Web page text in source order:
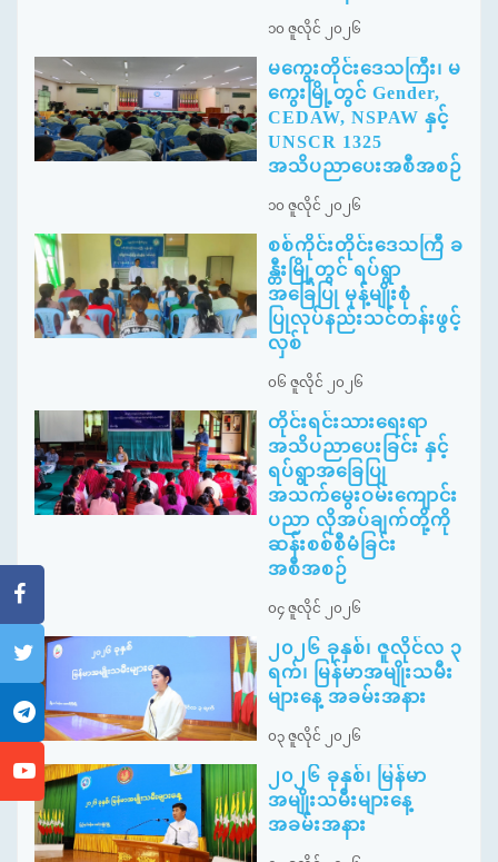
၁၀ ဇူလိုင် ၂၀၂၆
မကွေးတိုင်းဒေသကြီး၊ မ
ကွေးမြို့တွင် Gender,
CEDAW, NSPAW နှင့်
UNSCR 1325
အသိပညာပေးအစီအစဉ်
၁၀ ဇူလိုင် ၂၀၂၆
စစ်ကိုင်းတိုင်းဒေသကြီ ခ
န္တီးမြို့တွင် ရပ်ရွာ
အခြေပြု မုန့်မျိုးစုံ
ပြုလုပ်နည်းသင်တန်းဖွင့်
လှစ်
၀၆ ဇူလိုင် ၂၀၂၆
တိုင်းရင်းသားရေးရာ
အသိပညာပေးခြင်း နှင့်
ရပ်ရွာအခြေပြု
အသက်မွေးဝမ်းကျောင်း
ပညာ လိုအပ်ချက်တို့ကို
ဆန်းစစ်စီမံခြင်း
အစီအစဉ်
၀၄ ဇူလိုင် ၂၀၂၆
၂၀၂၆ ခုနှစ်၊ ဇူလိုင်လ ၃
ရက်၊ မြန်မာအမျိုးသမီး
များနေ့ အခမ်းအနား
၀၃ ဇူလိုင် ၂၀၂၆
၂၀၂၆ ခုနှစ်၊ မြန်မာ
အမျိုးသမီးများနေ့
အခမ်းအနား